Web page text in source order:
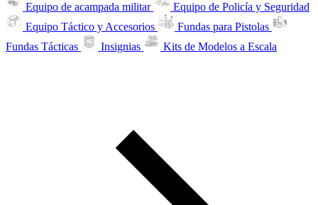
Equipo de acampada militar
Equipo de Policía y Seguridad
Equipo Táctico y Accesorios
Fundas para Pistolas
Fundas Tácticas
Insignias Kits de Modelos a Escala